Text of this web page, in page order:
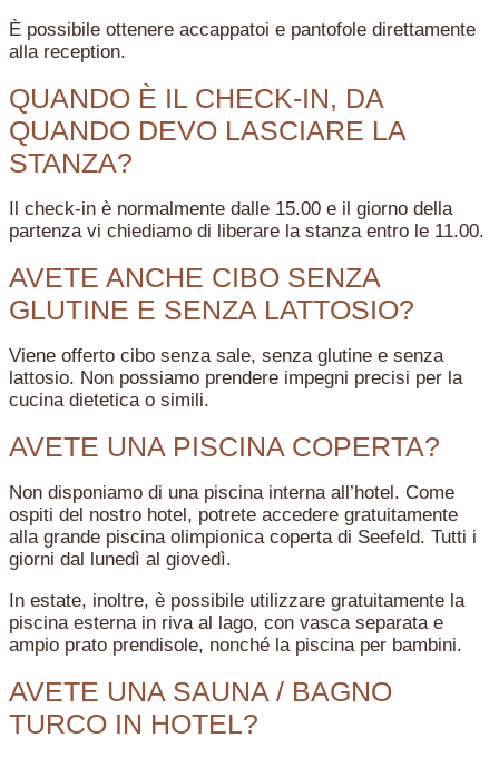
È possibile ottenere accappatoi e pantofole direttamente
alla reception.
QUANDO È IL CHECK-IN, DA
QUANDO DEVO LASCIARE LA
STANZA?
Il check-in è normalmente dalle 15.00 e il giorno della
partenza vi chiediamo di liberare la stanza entro le 11.00.
AVETE ANCHE CIBO SENZA
GLUTINE E SENZA LATTOSIO?
Viene offerto cibo senza sale, senza glutine e senza
lattosio. Non possiamo prendere impegni precisi per la
cucina dietetica o simili.
AVETE UNA PISCINA COPERTA?
Non disponiamo di una piscina interna all’hotel. Come
ospiti del nostro hotel, potrete accedere gratuitamente
alla grande piscina olimpionica coperta di Seefeld. Tutti i
giorni dal lunedì al giovedì.
In estate, inoltre, è possibile utilizzare gratuitamente la
piscina esterna in riva al lago, con vasca separata e
ampio prato prendisole, nonché la piscina per bambini.
AVETE UNA SAUNA / BAGNO
TURCO IN HOTEL?